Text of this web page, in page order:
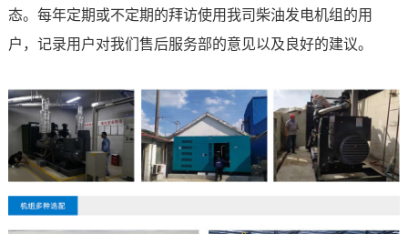
态。每年定期或不定期的拜访使用我司柴油发电机组的用
户，记录用户对我们售后服务部的意见以及良好的建议。